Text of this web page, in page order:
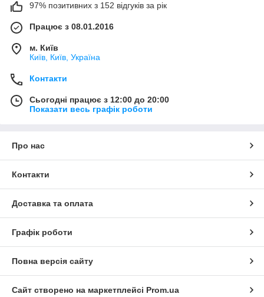
97% позитивних з 152 відгуків за рік
Працює з 08.01.2016
м. Київ
Київ, Київ, Україна
Контакти
Сьогодні працює з 12:00 до 20:00
Показати весь графік роботи
Про нас
Контакти
Доставка та оплата
Графік роботи
Повна версія сайту
Сайт створено на маркетплейсі Prom.ua